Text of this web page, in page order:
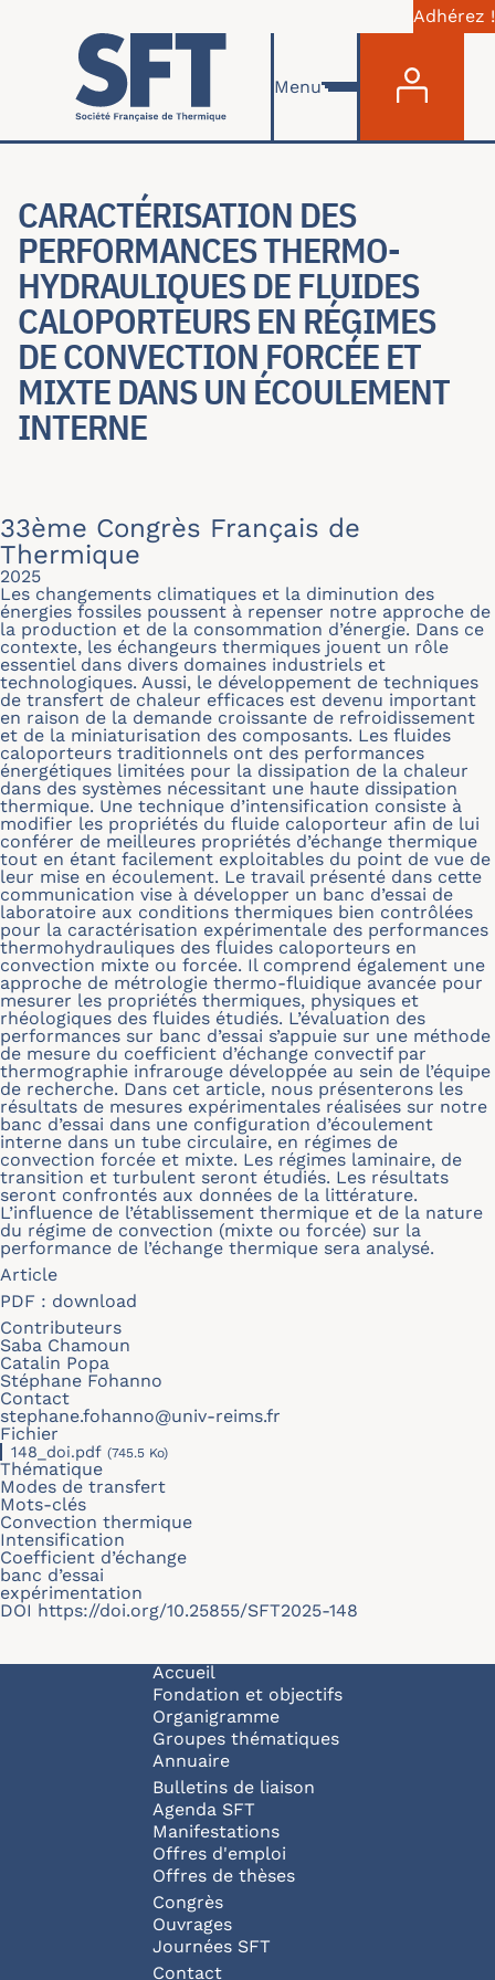
Aller au contenu principal
Adhérez !
Menu
CARACTÉRISATION DES
PERFORMANCES THERMO-
HYDRAULIQUES DE FLUIDES
CALOPORTEURS EN RÉGIMES
DE CONVECTION FORCÉE ET
MIXTE DANS UN ÉCOULEMENT
INTERNE
33ème Congrès Français de
Thermique
2025
Les changements climatiques et la diminution des
énergies fossiles poussent à repenser notre approche de
la production et de la consommation d’énergie. Dans ce
contexte, les échangeurs thermiques jouent un rôle
essentiel dans divers domaines industriels et
technologiques. Aussi, le développement de techniques
de transfert de chaleur efficaces est devenu important
en raison de la demande croissante de refroidissement
et de la miniaturisation des composants. Les fluides
caloporteurs traditionnels ont des performances
énergétiques limitées pour la dissipation de la chaleur
dans des systèmes nécessitant une haute dissipation
thermique. Une technique d’intensification consiste à
modifier les propriétés du fluide caloporteur afin de lui
conférer de meilleures propriétés d’échange thermique
tout en étant facilement exploitables du point de vue de
leur mise en écoulement. Le travail présenté dans cette
communication vise à développer un banc d’essai de
laboratoire aux conditions thermiques bien contrôlées
pour la caractérisation expérimentale des performances
thermohydrauliques des fluides caloporteurs en
convection mixte ou forcée. Il comprend également une
approche de métrologie thermo-fluidique avancée pour
mesurer les propriétés thermiques, physiques et
rhéologiques des fluides étudiés. L’évaluation des
performances sur banc d’essai s’appuie sur une méthode
de mesure du coefficient d’échange convectif par
thermographie infrarouge développée au sein de l’équipe
de recherche. Dans cet article, nous présenterons les
résultats de mesures expérimentales réalisées sur notre
banc d’essai dans une configuration d’écoulement
interne dans un tube circulaire, en régimes de
convection forcée et mixte. Les régimes laminaire, de
transition et turbulent seront étudiés. Les résultats
seront confrontés aux données de la littérature.
L’influence de l’établissement thermique et de la nature
du régime de convection (mixte ou forcée) sur la
performance de l’échange thermique sera analysé.
Article
PDF : download
Contributeurs
Saba Chamoun
Catalin Popa
Stéphane Fohanno
Contact
stephane.fohanno@univ-reims.fr
Fichier
148_doi.pdf (745.5 Ko)
Thématique
Modes de transfert
Mots-clés
Convection thermique
Intensification
Coefficient d’échange
banc d’essai
expérimentation
DOI https://doi.org/10.25855/SFT2025-148
Navigation principale
Accueil
Fondation et objectifs
Organigramme
Groupes thématiques
Annuaire
Bulletins de liaison
Agenda SFT
Manifestations
Offres d'emploi
Offres de thèses
Congrès
Ouvrages
Journées SFT
Contact